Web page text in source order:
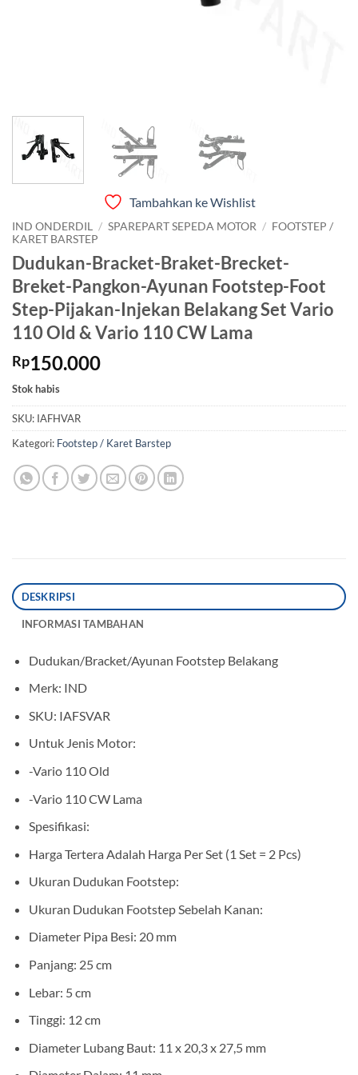
Tambahkan ke Wishlist
IND ONDERDIL / SPAREPART SEPEDA MOTOR / FOOTSTEP /
KARET BARSTEP
Dudukan-Bracket-Braket-Brecket-
Breket-Pangkon-Ayunan Footstep-Foot
Step-Pijakan-Injekan Belakang Set Vario
110 Old & Vario 110 CW Lama
Rp150.000
Stok habis
SKU: IAFHVAR
Kategori: Footstep / Karet Barstep
DESKRIPSI
INFORMASI TAMBAHAN
Dudukan/Bracket/Ayunan Footstep Belakang
Merk: IND
SKU: IAFSVAR
Untuk Jenis Motor:
-Vario 110 Old
-Vario 110 CW Lama
Spesifikasi:
Harga Tertera Adalah Harga Per Set (1 Set = 2 Pcs)
Ukuran Dudukan Footstep:
Ukuran Dudukan Footstep Sebelah Kanan:
Diameter Pipa Besi: 20 mm
Panjang: 25 cm
Lebar: 5 cm
Tinggi: 12 cm
Diameter Lubang Baut: 11 x 20,3 x 27,5 mm